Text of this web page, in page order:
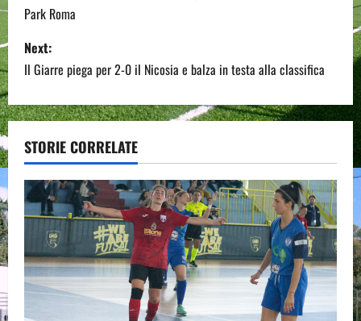
s
t
n
a
v
i
g
a
t
Park Roma
Next:
Il Giarre piega per 2-0 il Nicosia e balza in testa alla classifica
STORIE CORRELATE